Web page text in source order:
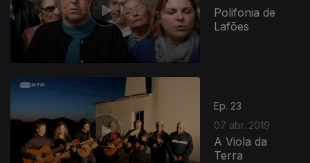
Polifonia de
Lafões
Ep. 23
07 abr. 2019
A Viola da
Terra